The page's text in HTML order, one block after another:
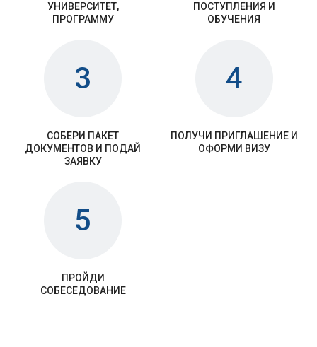
УНИВЕРСИТЕТ,
ПРОГРАММУ
ПОСТУПЛЕНИЯ И
ОБУЧЕНИЯ
3
СОБЕРИ ПАКЕТ
ДОКУМЕНТОВ И ПОДАЙ
ЗАЯВКУ
4
ПОЛУЧИ ПРИГЛАШЕНИЕ И
ОФОРМИ ВИЗУ
5
ПРОЙДИ
СОБЕСЕДОВАНИЕ